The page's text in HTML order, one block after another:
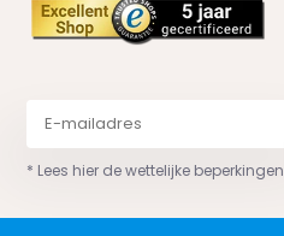
* Lees hier de wettelijke beperkingen